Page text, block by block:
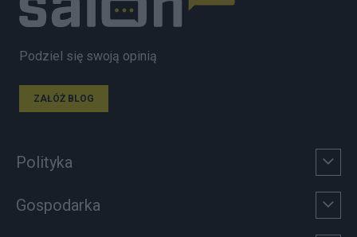
Podziel się swoją opinią
ZAŁÓŻ BLOG
Polityka
Gospodarka